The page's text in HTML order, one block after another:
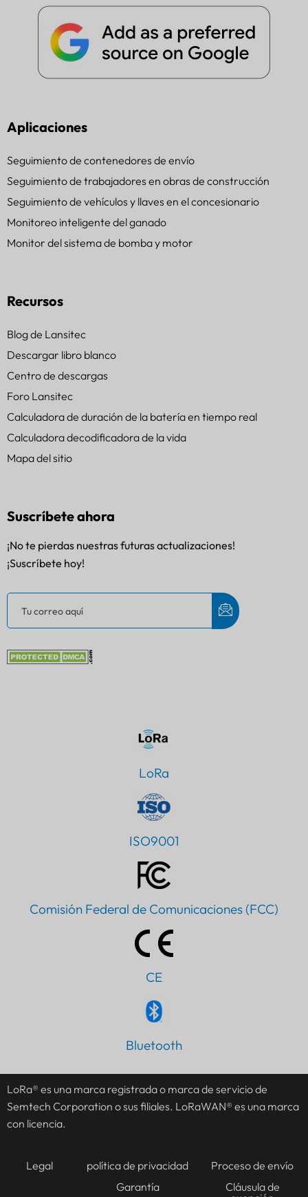
Aplicaciones
Seguimiento de contenedores de envío
Seguimiento de trabajadores en obras de construcción
Seguimiento de vehículos y llaves en el concesionario
Monitoreo inteligente del ganado
Monitor del sistema de bomba y motor
Recursos
Blog de Lansitec
Descargar libro blanco
Centro de descargas
Foro Lansitec
Calculadora de duración de la batería en tiempo real
Calculadora decodificadora de la vida
Mapa del sitio
Suscríbete ahora
¡No te pierdas nuestras futuras actualizaciones!
¡Suscríbete hoy!
LoRa
ISO9001
Comisión Federal de Comunicaciones (FCC)
CE
Bluetooth
LoRa® es una marca registrada o marca de servicio de
Semtech Corporation o sus filiales. LoRaWAN® es una marca
con licencia.
Legal
política de privacidad
Garantía
Proceso de envío
Cláusula de